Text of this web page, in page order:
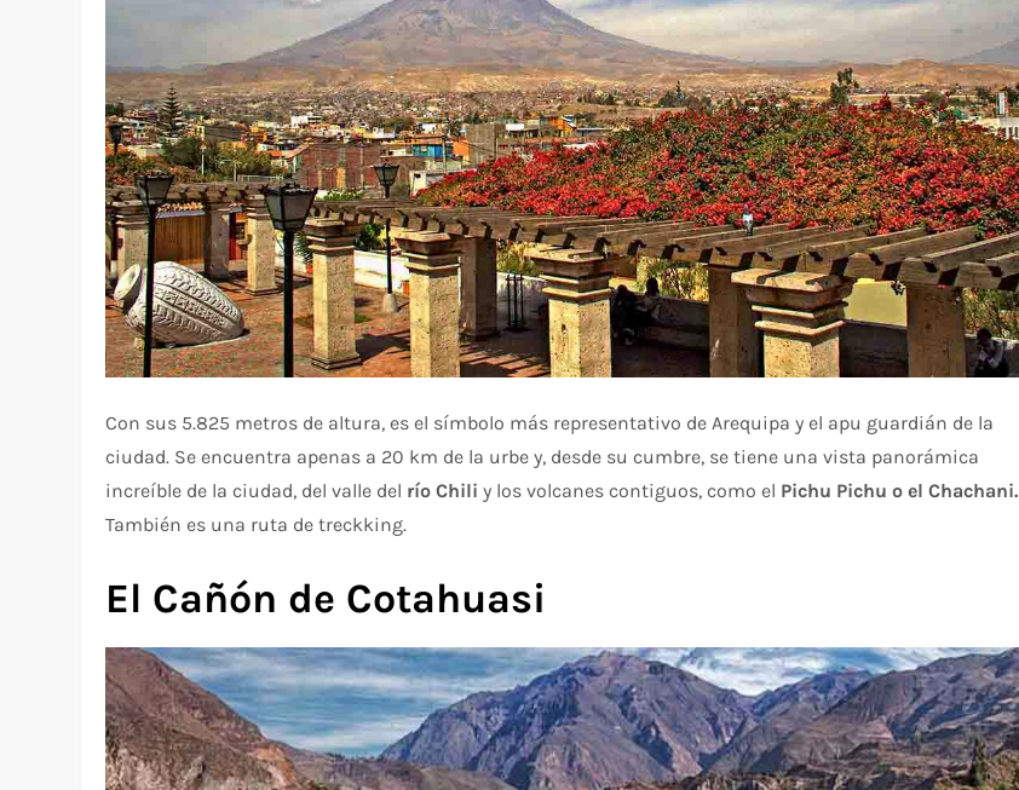
Con sus 5.825 metros de altura, es el símbolo más representativo de Arequipa y el apu guardián de la
ciudad. Se encuentra apenas a 20 km de la urbe y, desde su cumbre, se tiene una vista panorámica
increíble de la ciudad, del valle del río Chiliy los volcanes contiguos, como el Pichu Pichu o el Chachani.
También es una ruta de treckking.
El Cañón de Cotahuasi